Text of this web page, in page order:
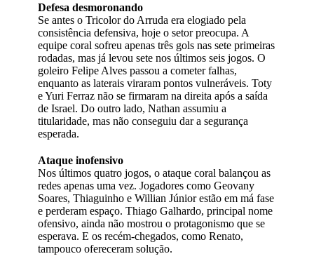
Defesa desmoronando
Se antes o Tricolor do Arruda era elogiado pela
consistência defensiva, hoje o setor preocupa. A
equipe coral sofreu apenas três gols nas sete primeiras
rodadas, mas já levou sete nos últimos seis jogos. O
goleiro Felipe Alves passou a cometer falhas,
enquanto as laterais viraram pontos vulneráveis. Toty
e Yuri Ferraz não se firmaram na direita após a saída
de Israel. Do outro lado, Nathan assumiu a
titularidade, mas não conseguiu dar a segurança
esperada.
Ataque inofensivo
Nos últimos quatro jogos, o ataque coral balançou as
redes apenas uma vez. Jogadores como Geovany
Soares, Thiaguinho e Willian Júnior estão em má fase
e perderam espaço. Thiago Galhardo, principal nome
ofensivo, ainda não mostrou o protagonismo que se
esperava. E os recém-chegados, como Renato,
tampouco ofereceram solução.